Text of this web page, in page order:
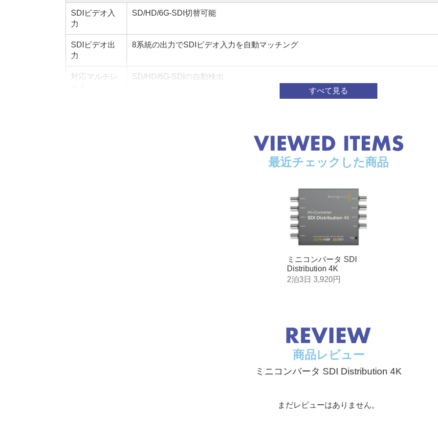
SDIビデオ入
力
SD/HD/6G-SDI切替可能
SDIビデオ出
力
8系統の出力でSDIビデオ入力を自動マッチング
対応マルチレ
SD/HD/6G-SDIの自動検出
フォーマット
720p50、720p59.94、720p60、1080i50、1080i59.94、1080i60、1080p23.98、
1080p25、1080PsF25、1080p29.97、1080PsF29.97、1080p30、1080PsF30、
2K DCI 23.98p、2K DCI 24p、2K DCI 25p 2K DCI 23.98PsF、2K DCI 24PsF、2K DCI
2160p23.98、2160p24、2160p25、2160p29.97、2160p30
SMPTE 259M、SMPTE 292M、SMPTE 296M、SMPTE 372M、SMPTE 424M-B、
SDIビデオインターフェースは、SD/HD/Ultra HD/DCI 4K間で切換可能
最近チェックした商品
ミニコンバータ SDI
Distribution 4K
2泊3日 3,920円
商品レビュー
ミニコンバータ SDI Distribution 4K
まだレビューはありません。